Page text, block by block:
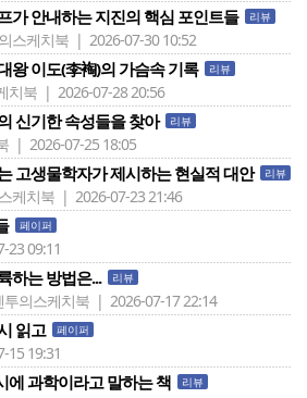
가 안내하는 지진의 핵심 포인트들 리뷰
스케치북 | 2026-07-30 10:52
왕 이도(李裪)의 가슴속 기록 리뷰
치북 | 2026-07-28 20:56
신기한 속성들을 찾아 리뷰
| 2026-07-25 18:05
고생물학자가 제시하는 현실적 대안 리뷰
케치북 | 2026-07-23 21:46
페이퍼
09:11
하는 방법은... 리뷰
투의스케치북 | 2026-07-17 22:14
읽고 페이퍼
19:31
에 과학이라고 말하는 책 리뷰